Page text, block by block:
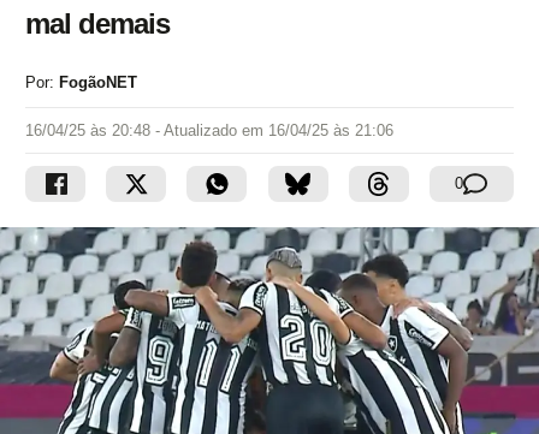
mal demais
Por: FogãoNET
16/04/25 às 20:48 - Atualizado em 16/04/25 às 21:06
0